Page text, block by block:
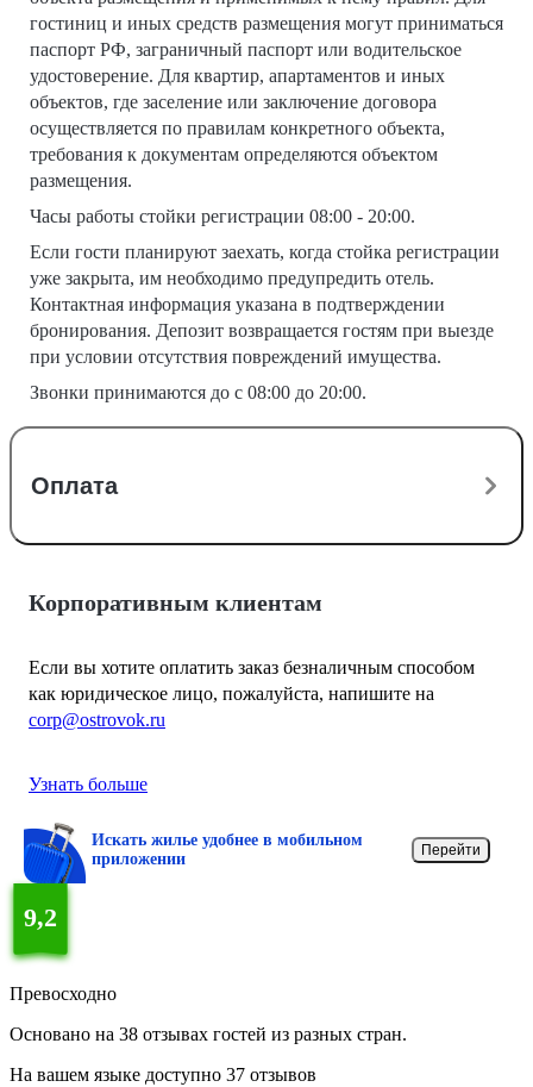
гостиниц и иных средств размещения могут приниматься
паспорт РФ, заграничный паспорт или водительское
удостоверение. Для квартир, апартаментов и иных
объектов, где заселение или заключение договора
осуществляется по правилам конкретного объекта,
требования к документам определяются объектом
размещения.
Часы работы стойки регистрации 08:00 - 20:00.
Если гости планируют заехать, когда стойка регистрации
уже закрыта, им необходимо предупредить отель.
Контактная информация указана в подтверждении
бронирования. Депозит возвращается гостям при выезде
при условии отсутствия повреждений имущества.
Звонки принимаются до с 08:00 до 20:00.
Оплата
Корпоративным клиентам
Если вы хотите оплатить заказ безналичным способом
как юридическое лицо, пожалуйста, напишите на
corp@ostrovok.ru
Узнать больше
Искать жилье удобнее в мобильном
приложении
Перейти
9,2
Превосходно
Основано на 38 отзывах гостей из разных стран.
На вашем языке доступно 37 отзывов